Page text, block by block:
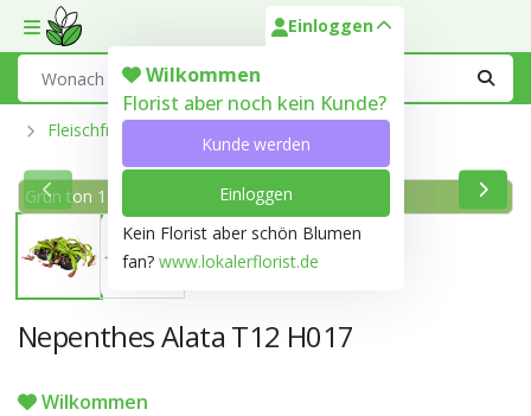
Toggle mobile menu
Einloggen
Wilkommen
Florist aber noch kein Kunde?
Kunde werden
Einloggen
Kein Florist aber schön Blumen
fan? www.lokalerflorist.de
Fleischfressende Pflanzen
Grün ton 141D
Nepenthes Alata T12 H017
Wilkommen